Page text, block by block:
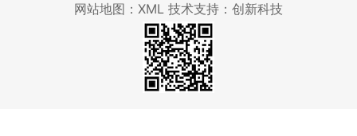
网站地图：XML 技术支持：创新科技